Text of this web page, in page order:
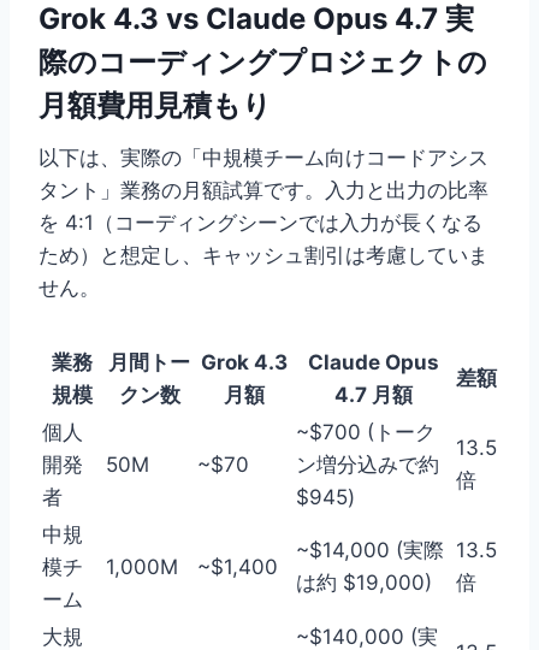
Grok 4.3 vs Claude Opus 4.7 実
際のコーディングプロジェクトの
月額費用見積もり
以下は、実際の「中規模チーム向けコードアシス
タント」業務の月額試算です。入力と出力の比率
を 4:1（コーディングシーンでは入力が長くなる
ため）と想定し、キャッシュ割引は考慮していま
せん。
業務
規模
月間トー
クン数
Grok 4.3
月額
Claude Opus
4.7 月額
差額
個人
開発
者
50M ~$70
~$700 (トーク
ン増分込みで約
$945)
13.5
倍
中規
模チ
ーム
1,000M ~$1,400
~$14,000 (実際
は約 $19,000)
13.5
倍
大規
~$140,000 (実